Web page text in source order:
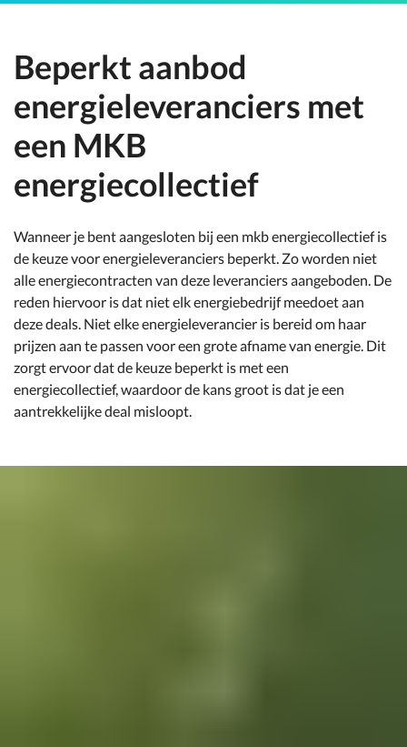
Beperkt aanbod
energieleveranciers met
een MKB
energiecollectief
Wanneer je bent aangesloten bij een mkb energiecollectief is
de keuze voor energieleveranciers beperkt. Zo worden niet
alle energiecontracten van deze leveranciers aangeboden. De
reden hiervoor is dat niet elk energiebedrijf meedoet aan
deze deals. Niet elke energieleverancier is bereid om haar
prijzen aan te passen voor een grote afname van energie. Dit
zorgt ervoor dat de keuze beperkt is met een
energiecollectief, waardoor de kans groot is dat je een
aantrekkelijke deal misloopt.